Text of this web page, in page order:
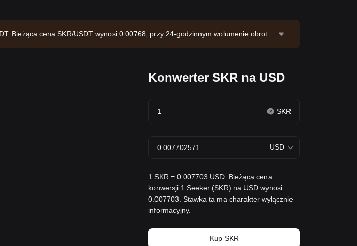
Bieżąca cena SKR/USDT wynosi 0.00768, przy 24-godzinnym wolumenie obrotu
Konwerter SKR na USD
SKR
USD
1 SKR = 0.007703 USD. Bieżąca cena
konwersji 1 Seeker (SKR) na USD wynosi
0.007703. Stawka ta ma charakter wyłącznie
informacyjny.
Kup SKR